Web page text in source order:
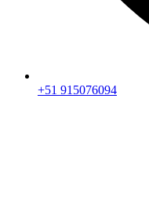
+51 915076094